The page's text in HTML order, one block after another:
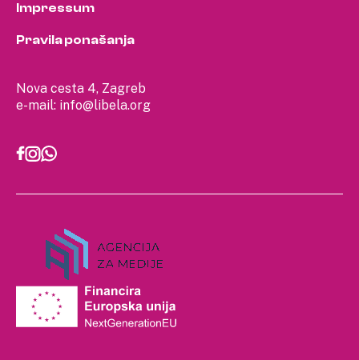
Nova cesta 4, Zagreb
e-mail: info@libela.org
Impressum
Pravila ponašanja